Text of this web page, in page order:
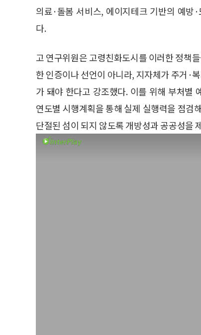
의료·돌봄 서비스, 에이지테크 기반의 예방
다.
고 연구위원은 고령친화도시를 이러한 정책
한 인증이나 선언이 아니라, 지자체가 주거·
가 돼야 한다고 강조했다. 이를 위해 부처별
연도별 시행계획을 통해 실제 실행력을 점검
단절된 섬이 되지 않도록 개방성과 공공성을